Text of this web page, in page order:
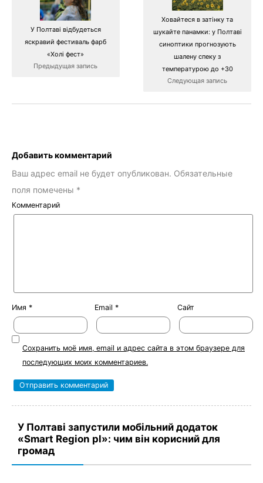
У Полтаві відбудеться
яскравий фестиваль фарб
«Холі фест»
Предыдущая запись
Ховайтеся в затінку та
шукайте панамки: у Полтаві
синоптики прогнозують
шалену спеку з
температурою до +30
Следующая запись
Добавить комментарий
Ваш адрес email не будет опубликован. Обязательные
поля помечены *
Комментарий
Имя * Email * Сайт
Сохранить моё имя, email и адрес сайта в этом браузере для
последующих моих комментариев.
У Полтаві запустили мобільний додаток
«Smart Region pl»: чим він корисний для
громад